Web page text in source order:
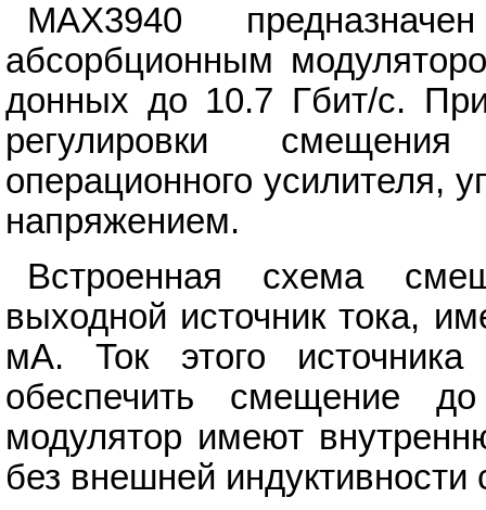
MAX3940
абсорбционным
донных до 10.7 Гбит/с.
регулировки
операционного усилителя,
напряжением.
Встроенная схема
выходной источник тока,
мА. Ток этого
обеспечить смещение
модулятор имеют
без внешней